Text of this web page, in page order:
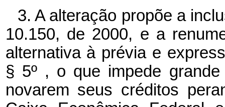
3. A alteração propõe a
10.150, de 2000, e a
alternativa à prévia e
§ 5º , o que impede
novarem seus créditos